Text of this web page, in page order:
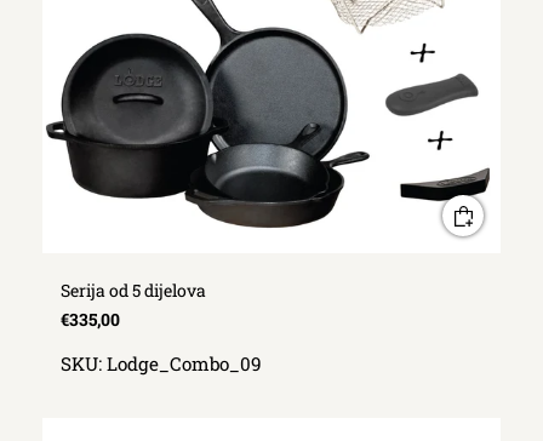
Serija od 5 dijelova
€335,00
SKU: Lodge_Combo_09